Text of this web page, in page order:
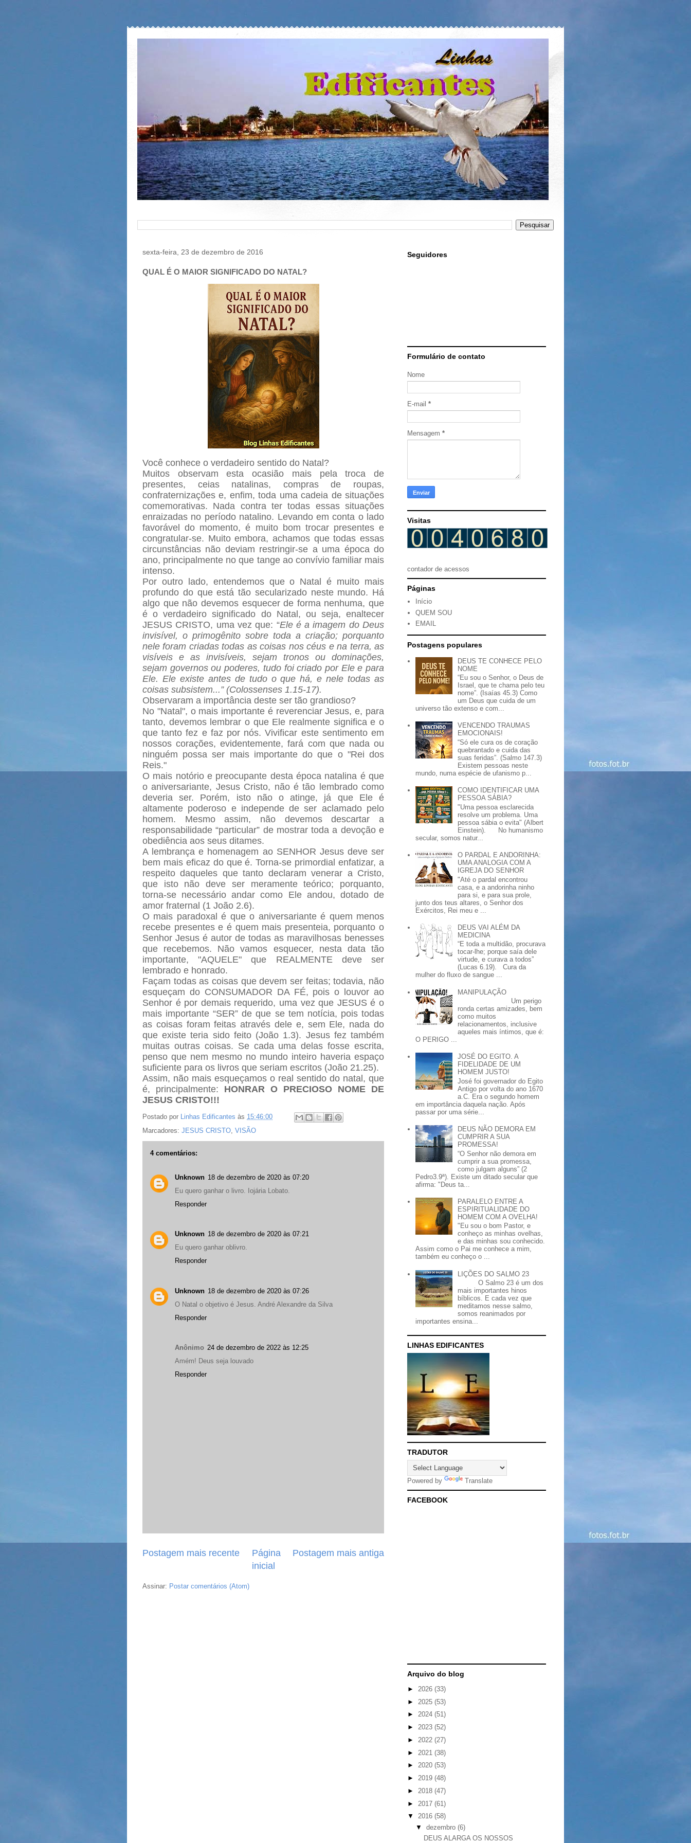
sexta-feira, 23 de dezembro de 2016
QUAL É O MAIOR SIGNIFICADO DO NATAL?
Você conhece o verdadeiro sentido do Natal?
Muitos observam esta ocasião mais pela troca de
presentes, ceias natalinas, compras de roupas,
confraternizações e, enfim, toda uma cadeia de situações
comemorativas. Nada contra ter todas essas situações
enraizadas no período natalino. Levando em conta o lado
favorável do momento, é muito bom trocar presentes e
congratular-se. Muito embora, achamos que todas essas
circunstâncias não deviam restringir-se a uma época do
ano, principalmente no que tange ao convívio familiar mais
intenso.
Por outro lado, entendemos que o Natal é muito mais
profundo do que está tão secularizado neste mundo. Há
algo que não devemos esquecer de forma nenhuma, que
é o verdadeiro significado do Natal, ou seja, enaltecer
JESUS CRISTO, uma vez que: “Ele é a imagem do Deus
invisível, o primogênito sobre toda a criação; porquanto
nele foram criadas todas as coisas nos céus e na terra, as
visíveis e as invisíveis, sejam tronos ou dominações,
sejam governos ou poderes, tudo foi criado por Ele e para
Ele. Ele existe antes de tudo o que há, e nele todas as
coisas subsistem...” (Colossenses 1.15-17).
Observaram a importância deste ser tão grandioso?
No "Natal", o mais importante é reverenciar Jesus, e, para
tanto, devemos lembrar o que Ele realmente significa e o
que tanto fez e faz por nós. Vivificar este sentimento em
nossos corações, evidentemente, fará com que nada ou
ninguém possa ser mais importante do que o "Rei dos
Reis."
O mais notório e preocupante desta época natalina é que
o aniversariante, Jesus Cristo, não é tão lembrado como
deveria ser. Porém, isto não o atinge, já que Ele é
altamente poderoso e independe de ser aclamado pelo
homem. Mesmo assim, não devemos descartar a
responsabilidade “particular” de mostrar toda a devoção e
obediência aos seus ditames.
A lembrança e homenagem ao SENHOR Jesus deve ser
bem mais eficaz do que é. Torna-se primordial enfatizar, a
respeito daqueles que tanto declaram venerar a Cristo,
que isto não deve ser meramente teórico; porquanto,
torna-se necessário andar como Ele andou, dotado de
amor fraternal (1 João 2.6).
O mais paradoxal é que o aniversariante é quem menos
recebe presentes e é quem mais presenteia, porquanto o
Senhor Jesus é autor de todas as maravilhosas benesses
que recebemos. Não vamos esquecer, nesta data tão
importante, "AQUELE" que REALMENTE deve ser
lembrado e honrado.
Façam todas as coisas que devem ser feitas; todavia, não
esqueçam do CONSUMADOR DA FÉ, pois o louvor ao
Senhor é por demais requerido, uma vez que JESUS é o
mais importante “SER” de que se tem notícia, pois todas
as coisas foram feitas através dele e, sem Ele, nada do
que existe teria sido feito (João 1.3). Jesus fez também
muitas outras coisas. Se cada uma delas fosse escrita,
penso que nem mesmo no mundo inteiro haveria espaço
suficiente para os livros que seriam escritos (João 21.25).
Assim, não mais esqueçamos o real sentido do natal, que
é, principalmente: HONRAR O PRECIOSO NOME DE
JESUS CRISTO!!!
Postado por Linhas Edificantes às 15:46:00
Marcadores: JESUS CRISTO, VISÃO
4 comentários:
Unknown 18 de dezembro de 2020 às 07:20
Eu quero ganhar o livro. Iojária Lobato.
Responder
Unknown 18 de dezembro de 2020 às 07:21
Eu quero ganhar oblivro.
Responder
Unknown 18 de dezembro de 2020 às 07:26
O Natal o objetivo é Jesus. André Alexandre da Silva
Responder
Anônimo 24 de dezembro de 2022 às 12:25
Amém! Deus seja louvado
Responder
Postagem mais recente Postagem mais antiga
Página
inicial
Assinar: Postar comentários (Atom)
Seguidores
Formulário de contato
Nome
E-mail *
Mensagem *
Visitas
contador de acessos
Páginas
Início
QUEM SOU
EMAIL
Postagens populares
DEUS TE CONHECE PELO
NOME
“Eu sou o Senhor, o Deus de
Israel, que te chama pelo teu
nome”. (Isaías 45.3) Como
um Deus que cuida de um
universo tão extenso e com...
VENCENDO TRAUMAS
EMOCIONAIS!
“Só ele cura os de coração
quebrantado e cuida das
suas feridas”. (Salmo 147.3)
Existem pessoas neste
mundo, numa espécie de ufanismo p...
COMO IDENTIFICAR UMA
PESSOA SÁBIA?
"Uma pessoa esclarecida
resolve um problema. Uma
pessoa sábia o evita" (Albert
Einstein). No humanismo
secular, somos natur...
O PARDAL E ANDORINHA:
UMA ANALOGIA COM A
IGREJA DO SENHOR
"Até o pardal encontrou
casa, e a andorinha ninho
para si, e para sua prole,
junto dos teus altares, o Senhor dos
Exércitos, Rei meu e ...
DEUS VAI ALÉM DA
MEDICINA
“E toda a multidão, procurava
tocar-lhe; porque saía dele
virtude, e curava a todos”
(Lucas 6.19). Cura da
mulher do fluxo de sangue ...
MANIPULAÇÃO
Um perigo
ronda certas amizades, bem
como muitos
relacionamentos, inclusive
aqueles mais íntimos, que é:
O PERIGO ...
JOSÉ DO EGITO. A
FIDELIDADE DE UM
HOMEM JUSTO!
José foi governador do Egito
Antigo por volta do ano 1670
a.C. Era o segundo homem
em importância daquela nação. Após
passar por uma série...
DEUS NÃO DEMORA EM
CUMPRIR A SUA
PROMESSA!
“O Senhor não demora em
cumprir a sua promessa,
como julgam alguns” (2
Pedro3.9ª). Existe um ditado secular que
afirma: "Deus ta...
PARALELO ENTRE A
ESPIRITUALIDADE DO
HOMEM COM A OVELHA!
"Eu sou o bom Pastor, e
conheço as minhas ovelhas,
e das minhas sou conhecido.
Assim como o Pai me conhece a mim,
também eu conheço o ...
LIÇÕES DO SALMO 23
O Salmo 23 é um dos
mais importantes hinos
bíblicos. E cada vez que
meditamos nesse salmo,
somos reanimados por
importantes ensina...
LINHAS EDIFICANTES
TRADUTOR
Powered by Translate
FACEBOOK
Arquivo do blog
► 2026 (33)
► 2025 (53)
► 2024 (51)
► 2023 (52)
► 2022 (27)
► 2021 (38)
► 2020 (53)
► 2019 (48)
► 2018 (47)
► 2017 (61)
▼ 2016 (58)
▼ dezembro (6)
DEUS ALARGA OS NOSSOS